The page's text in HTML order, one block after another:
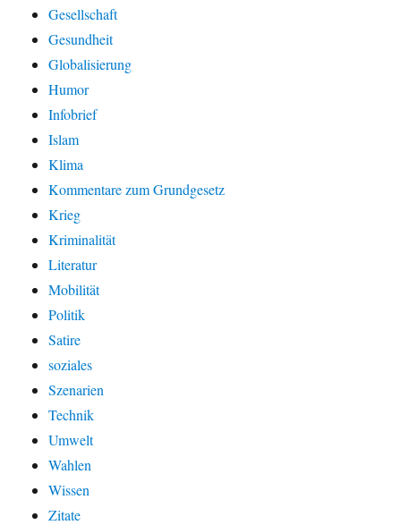
Gesellschaft
Gesundheit
Globalisierung
Humor
Infobrief
Islam
Klima
Kommentare zum Grundgesetz
Krieg
Kriminalität
Literatur
Mobilität
Politik
Satire
soziales
Szenarien
Technik
Umwelt
Wahlen
Wissen
Zitate